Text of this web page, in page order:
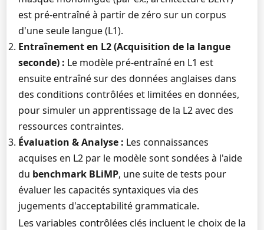
est pré-entraîné à partir de zéro sur un corpus
d'une seule langue (L1).
Entraînement en L2 (Acquisition de la langue
seconde) : Le modèle pré-entraîné en L1 est
ensuite entraîné sur des données anglaises dans
des conditions contrôlées et limitées en données,
pour simuler un apprentissage de la L2 avec des
ressources contraintes.
Évaluation & Analyse : Les connaissances
acquises en L2 par le modèle sont sondées à l'aide
du benchmark BLiMP, une suite de tests pour
évaluer les capacités syntaxiques via des
jugements d'acceptabilité grammaticale.
Les variables contrôlées clés incluent le choix de la